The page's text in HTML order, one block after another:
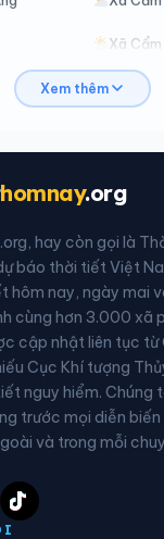
Xã Cẩm
Xã Cẩm
Xã Đức
Xã Đức
Xã Đức
Xã Hà
Xã
Xem thêm
homnay.org
hay còn gọi là
báo thời tiết Việt
hôm nay, ngày mai
cùng hơn 3.000 xã
cập nhật liên tục từ
Cục Khí tượng
nguy hiểm. Chúng
trước mọi diễn
và trong mỗi